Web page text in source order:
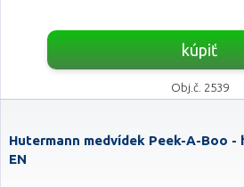
kúpiť
Obj.č. 2539
Hutermann medvídek Peek-A-Boo -
EN